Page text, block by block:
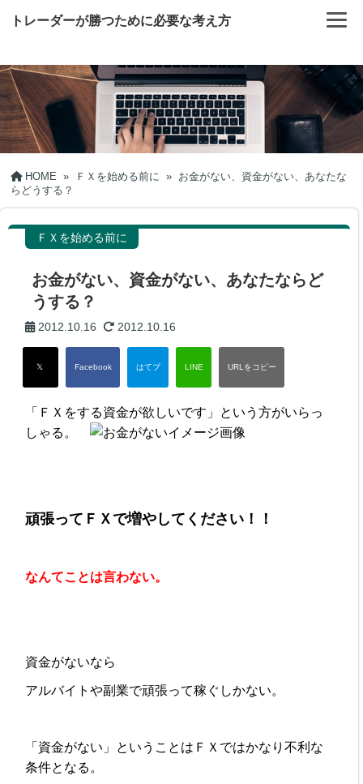
トレーダーが勝つために必要な考え方
HOME » ＦＸを始める前に » お金がない、資金がない、あなたな
らどうする？
ＦＸを始める前に
お金がない、資金がない、あなたならど
うする？
2012.10.16 2012.10.16
「ＦＸをする資金が欲しいです」という方がいらっ
しゃる。
頑張ってＦＸで増やしてください！！
なんてことは言わない。
資金がないなら
アルバイトや副業で頑張って稼ぐしかない。
「資金がない」ということはＦＸではかなり不利な
条件となる。